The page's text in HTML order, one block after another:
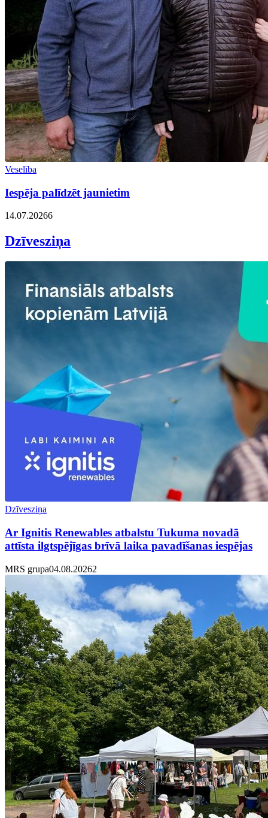
Veselība
Iespēja palīdzēt jaunietim
14.07.20266
Dzīvesziņa
Dzīvesziņa
Ar Ignitis Renewables atbalstu Tukuma novadā
attīsta ilgtspējīgas brīvā laika pavadīšanas iespējas
MRS grupa04.08.20262